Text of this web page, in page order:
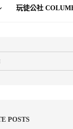
玩徒公社
POSTS